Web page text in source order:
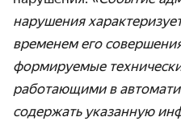
нарушения
временем его
формируемые
работающими в
содержать указанную